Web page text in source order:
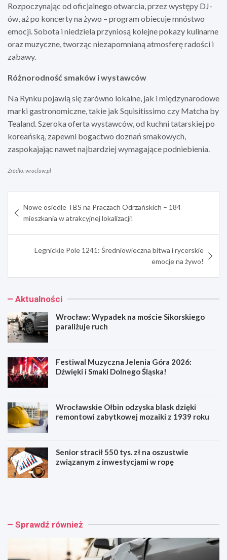
Rozpoczynając od oficjalnego otwarcia, przez występy DJ-
ów, aż po koncerty na żywo – program obiecuje mnóstwo
emocji. Sobota i niedziela przyniosą kolejne pokazy kulinarne
oraz muzyczne, tworząc niezapomnianą atmosferę radości i
zabawy.
Różnorodność smaków i wystawców
Na Rynku pojawią się zarówno lokalne, jak i międzynarodowe
marki gastronomiczne, takie jak Squisitissimo czy Matcha by
Tealand. Szeroka oferta wystawców, od kuchni tatarskiej po
koreańską, zapewni bogactwo doznań smakowych,
zaspokajając nawet najbardziej wymagające podniebienia.
Źródło: wroclaw.pl
wpisu
Nowe osiedle TBS na Praczach Odrzańskich – 184
mieszkania w atrakcyjnej lokalizacji!
Legnickie Pole 1241: Średniowieczna bitwa i rycerskie
emocje na żywo!
Aktualności
Wrocław: Wypadek na moście Sikorskiego
paraliżuje ruch
Festiwal Muzyczna Jelenia Góra 2026:
Dźwięki i Smaki Dolnego Śląska!
Wrocławskie Ołbin odzyska blask dzięki
remontowi zabytkowej mozaiki z 1939 roku
Senior stracił 550 tys. zł na oszustwie
związanym z inwestycjami w ropę
W
a
F
w Sprawdź również